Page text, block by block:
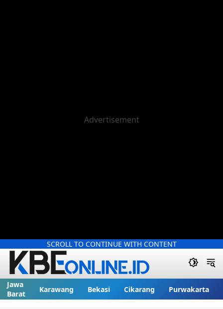
SCROLL TO CONTINUE WITH CONTENT
Jawa
Barat
Karawang Bekasi Cikarang Purwakarta